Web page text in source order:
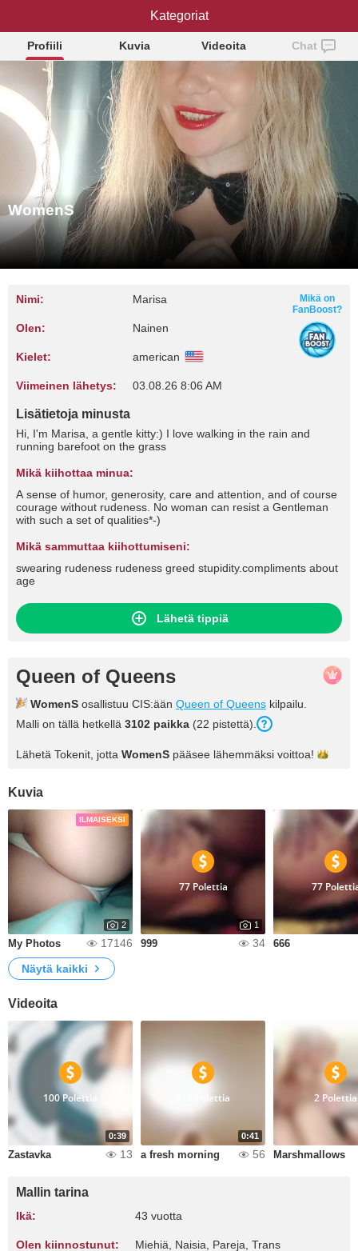
WomenS
Profiili Kuvia Videoita Chat
WomenS
Nimi: Marisa
Olen: Nainen
Kielet: american
Viimeinen lähetys: 03.08.26 8:06 AM
Mikä on
FanBoost?
Lisätietoja minusta
Hi, I'm Marisa, a gentle kitty:) I love walking in the rain and
running barefoot on the grass
Mikä kiihottaa minua:
A sense of humor, generosity, care and attention, and of course
courage without rudeness. No woman can resist a Gentleman
with such a set of qualities*-)
Mikä sammuttaa kiihottumiseni:
swearing rudeness rudeness greed stupidity.compliments about
age
Lähetä tippiä
Queen of Queens
WomenS osallistuu CIS:ään Queen of Queens kilpailu.
Malli on tällä hetkellä 3102 paikka (22 pistettä).
Lähetä Tokenit, jotta WomenS pääsee lähemmäksi voittoa!
Kuvia
ILMAISEKSI
2
My Photos 17146
77 Polettia
1
999 34
77
666
Näytä kaikki
Videoita
0:39
100 Polettia
Zastavka 13
0:41
918 Polettia
a fresh morning 56
2 Polettia
Marshmallows
Mallin tarina
Ikä: 43 vuotta
Olen kiinnostunut: Miehiä, Naisia, Pareja, Trans
Kategoriat